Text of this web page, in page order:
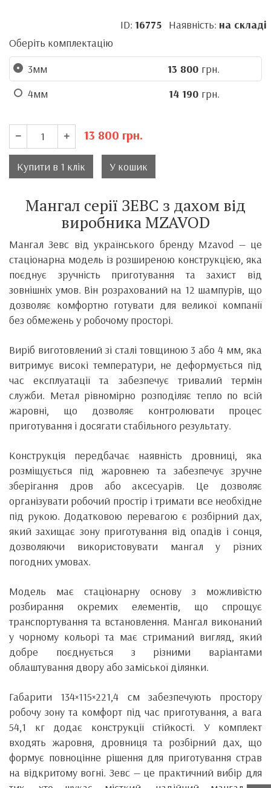
ID: 16775Наявність: на складі
Оберіть комплектацію
3мм
13 800 грн.
4мм
14 190 грн.
13 800 грн.
Купити в 1 клік У кошик
Мангал серії ЗЕВС з дахом від
виробника MZAVOD
Мангал Зевс від українського бренду Mzavod — це
стаціонарна модель із розширеною конструкцією, яка
поєднує зручність приготування та захист від
зовнішніх умов. Він розрахований на 12 шампурів, що
дозволяє комфортно готувати для великої компанії
без обмежень у робочому просторі.
Виріб виготовлений зі сталі товщиною 3 або 4 мм, яка
витримує високі температури, не деформується під
час експлуатації та забезпечує тривалий термін
служби. Метал рівномірно розподіляє тепло по всій
жаровні, що дозволяє контролювати процес
приготування і досягати стабільного результату.
Конструкція передбачає наявність дровниці, яка
розміщується під жаровнею та забезпечує зручне
зберігання дров або аксесуарів. Це дозволяє
організувати робочий простір і тримати все необхідне
під рукою. Додатковою перевагою є розбірний дах,
який захищає зону приготування від опадів і сонця,
дозволяючи використовувати мангал у різних
погодних умовах.
Модель має стаціонарну основу з можливістю
розбирання окремих елементів, що спрощує
транспортування та встановлення. Мангал виконаний
у чорному кольорі та має стриманий вигляд, який
добре поєднується з різними варіантами
облаштування двору або заміської ділянки.
Габарити 134×115×221,4 см забезпечують простору
робочу зону та комфорт під час приготування, а вага
54,1 кг додає конструкції стійкості. У комплект
входять жаровня, дровниця та розбірний дах, що
формує повноцінне рішення для приготування страв
на відкритому вогні. Зевс — це практичний вибір для